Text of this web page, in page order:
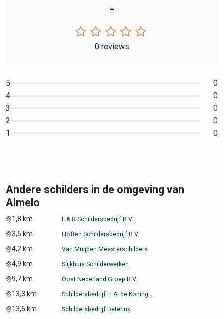
-
0 reviews
5
0
4
0
3
0
2
0
1
0
Andere schilders in de omgeving van
Almelo
1,8 km L & B Schildersbedrijf B.V.
3,5 km Höften Schildersbedrijf B.V.
4,2 km Van Muijden Meesterschilders
4,9 km Slijkhuis Schilderwerken
9,7 km Oost Nederland Groep B.V.
13,3 km Schildersbedrijf H.A. de Koning...
13,6 km Schildersbedrijf Deterink